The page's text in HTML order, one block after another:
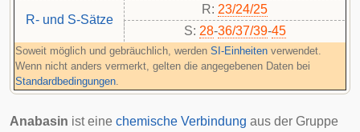
R- und S-Sätze
R: 23/24/25
S: 28-36/37/39-45
Soweit möglich und gebräuchlich, werden SI-Einheiten verwendet.
Wenn nicht anders vermerkt, gelten die angegebenen Daten bei
Standardbedingungen.
Anabasin ist eine chemische Verbindung aus der Gruppe